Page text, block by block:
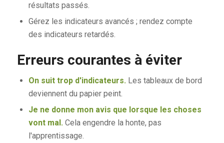
résultats passés.
Gérez les indicateurs avancés ; rendez compte
des indicateurs retardés.
Erreurs courantes à éviter
On suit trop d'indicateurs.Les tableaux de bord
deviennent du papier peint.
Je ne donne mon avis que lorsque les choses
vont mal.Cela engendre la honte, pas
l'apprentissage.